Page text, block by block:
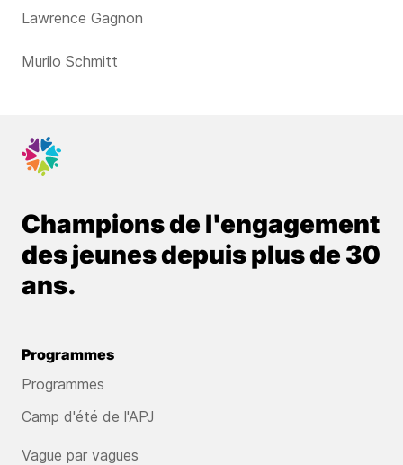
Lawrence Gagnon
Murilo Schmitt
Champions de l'engagement
des jeunes depuis plus de 30
ans.
Programmes
Programmes
Camp d'été de l'APJ
Vague par vagues